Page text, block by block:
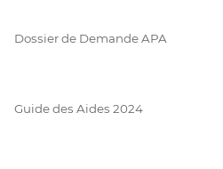
Dossier de Demande APA
Guide des Aides 2024